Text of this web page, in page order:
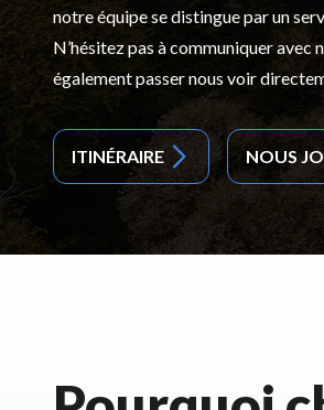
notre équipe se distingue par un
N’hésitez pas à communiquer avec
également passer nous voir
ITINÉRAIRE NOUS